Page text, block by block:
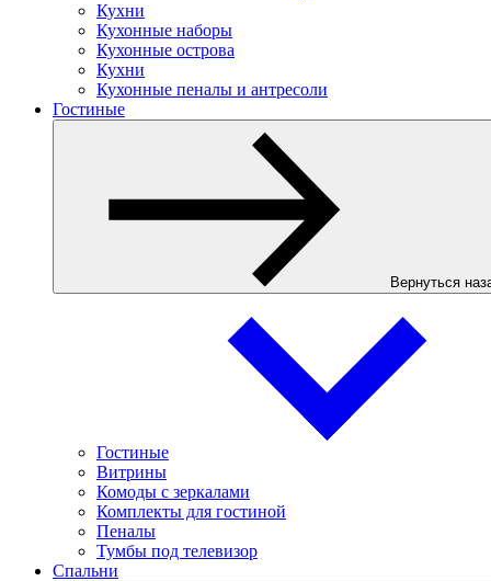
Кухни
Кухонные наборы
Кухонные острова
Кухни
Кухонные пеналы и антресоли
Гостиные
Вернуться
Гостиные
Витрины
Комоды с зеркалами
Комплекты для гостиной
Пеналы
Тумбы под телевизор
Спальни